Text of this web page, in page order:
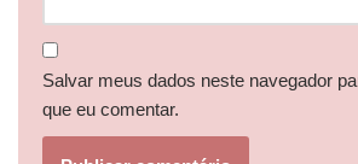
Salvar meus dados neste navegador
que eu comentar.